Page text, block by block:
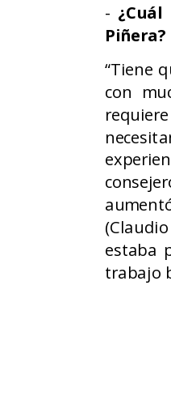
-
Piñera?
“Tiene
con
estaba
trabajo